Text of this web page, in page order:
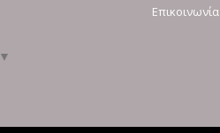
▼
Επικοινωνία